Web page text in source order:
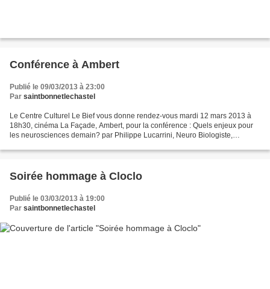
Conférence à Ambert
Publié le 09/03/2013 à 23:00
Par saintbonnetlechastel
Le Centre Culturel Le Bief vous donne rendez-vous mardi 12 mars 2013 à
18h30, cinéma La Façade, Ambert, pour la conférence : Quels enjeux pour
les neurosciences demain? par Philippe Lucarrini, Neuro Biologiste,
Soirée hommage à Cloclo
Publié le 03/03/2013 à 19:00
Par saintbonnetlechastel